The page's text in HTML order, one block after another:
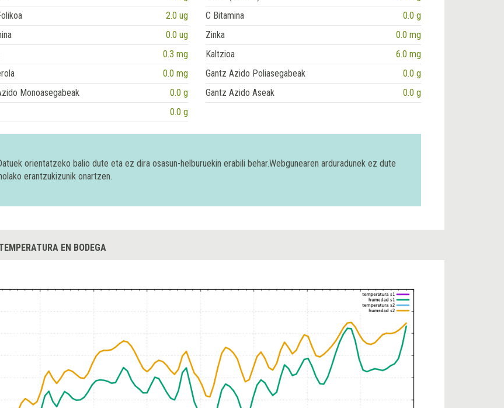
2.0 ug C Bitamina
0.0 g
0.0 ug Zinka
0.0 mg
0.3 mg Kaltzioa
6.0 mg
0.0 mg Gantz Azido Poliasegabeak
0.0 g
Monoasegabeak
0.0 g Gantz Azido Aseak
0.0 g
0.0 g
orientatzeko balio dute eta ez dira osasun-helburuekin erabili behar.Webgunearen arduradunek ez dute
erantzukizunik onartzen.
EN BODEGA